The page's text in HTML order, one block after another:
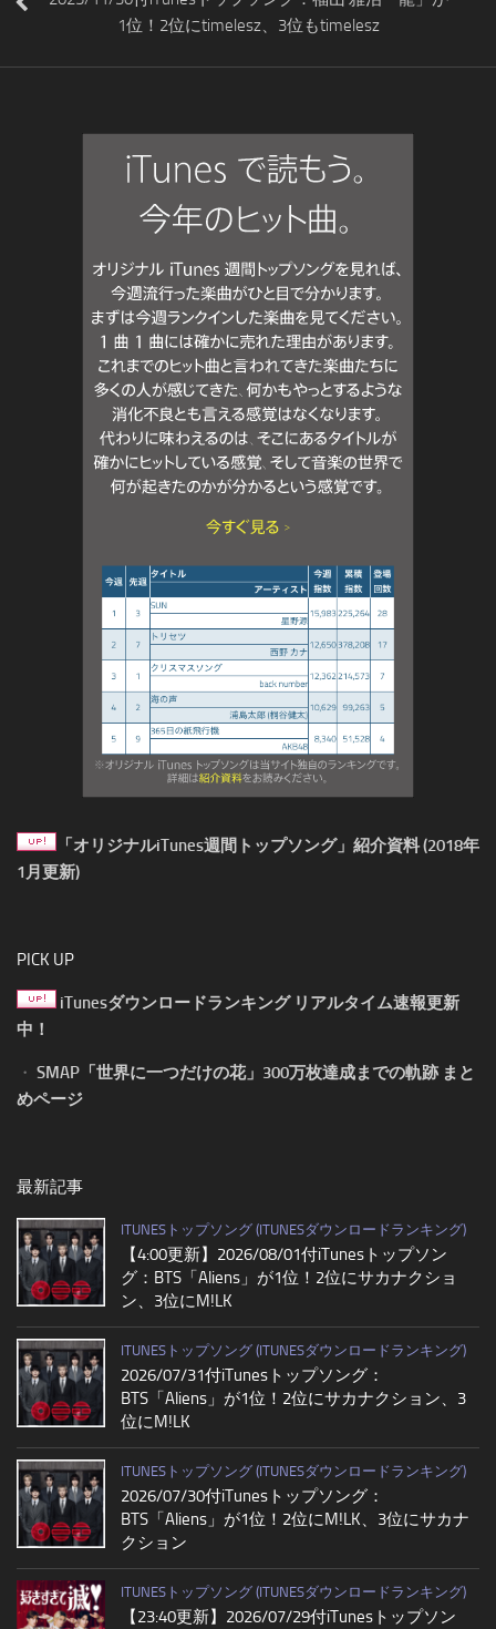
1位！2位にtimelesz、3位もtimelesz
「オリジナルiTunes週間トップソング」紹介資料 (2018年
1月更新)
PICK UP
iTunesダウンロードランキング リアルタイム速報更新
中！
・ SMAP「世界に一つだけの花」300万枚達成までの軌跡 まと
めページ
最新記事
ITUNESトップソング (ITUNESダウンロードランキング)
【4:00更新】2026/08/01付iTunesトップソン
グ：BTS「Aliens」が1位！2位にサカナクショ
ン、3位にM!LK
ITUNESトップソング (ITUNESダウンロードランキング)
2026/07/31付iTunesトップソング：
BTS「Aliens」が1位！2位にサカナクション、3
位にM!LK
ITUNESトップソング (ITUNESダウンロードランキング)
2026/07/30付iTunesトップソング：
BTS「Aliens」が1位！2位にM!LK、3位にサカナ
クション
ITUNESトップソング (ITUNESダウンロードランキング)
【23:40更新】2026/07/29付iTunesトップソン